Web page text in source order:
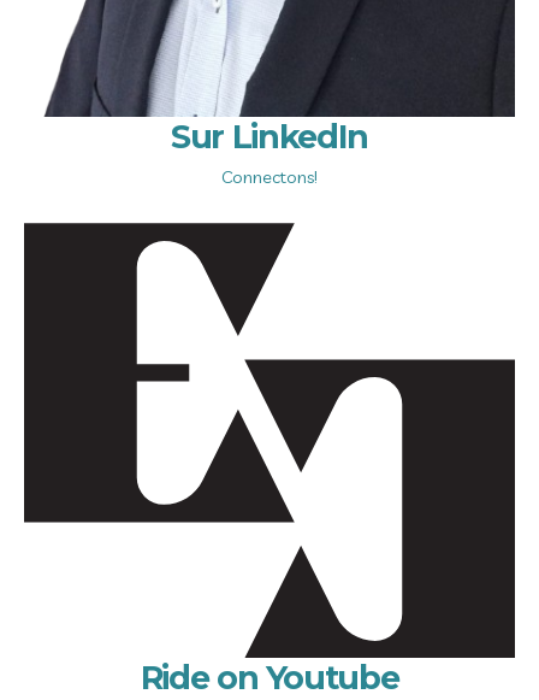
Sur LinkedIn
Connectons!
Ride on Youtube